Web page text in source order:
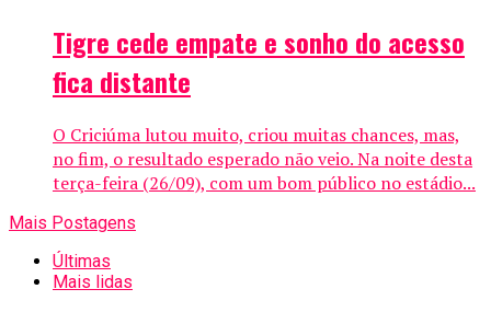
Tigre cede empate e sonho do acesso
fica distante
O Criciúma lutou muito, criou muitas chances, mas,
no fim, o resultado esperado não veio. Na noite desta
terça-feira (26/09), com um bom público no estádio...
Mais Postagens
Últimas
Mais lidas